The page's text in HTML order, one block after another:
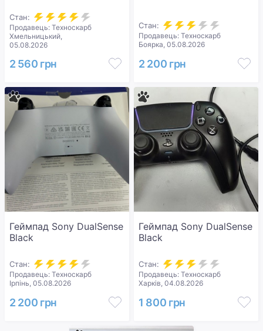
Стан:
Продавець: Техноскарб
Хмельницький,
05.08.2026
2 560 грн
Стан:
Продавець: Техноскарб
Боярка, 05.08.2026
2 200 грн
Геймпад Sony DualSense
Black
Стан:
Продавець: Техноскарб
Ірпінь, 05.08.2026
2 200 грн
Геймпад Sony DualSense
Black
Стан:
Продавець: Техноскарб
Харків, 04.08.2026
1 800 грн